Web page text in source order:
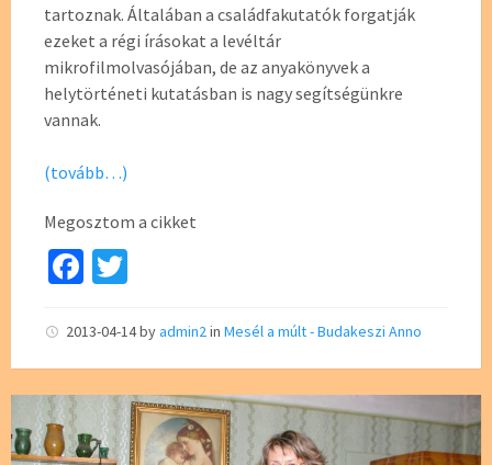
tartoznak. Általában a családfakutatók forgatják
ezeket a régi írásokat a levéltár
mikrofilmolvasójában, de az anyakönyvek a
helytörténeti kutatásban is nagy segítségünkre
vannak.
(tovább…)
Megosztom a cikket
Fa
b
o
o
k
tt
er
2013-04-14byadmin2in Mesél a múlt - Budakeszi Anno